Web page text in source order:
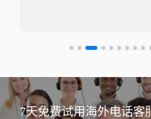
7天免费试用海外电话客